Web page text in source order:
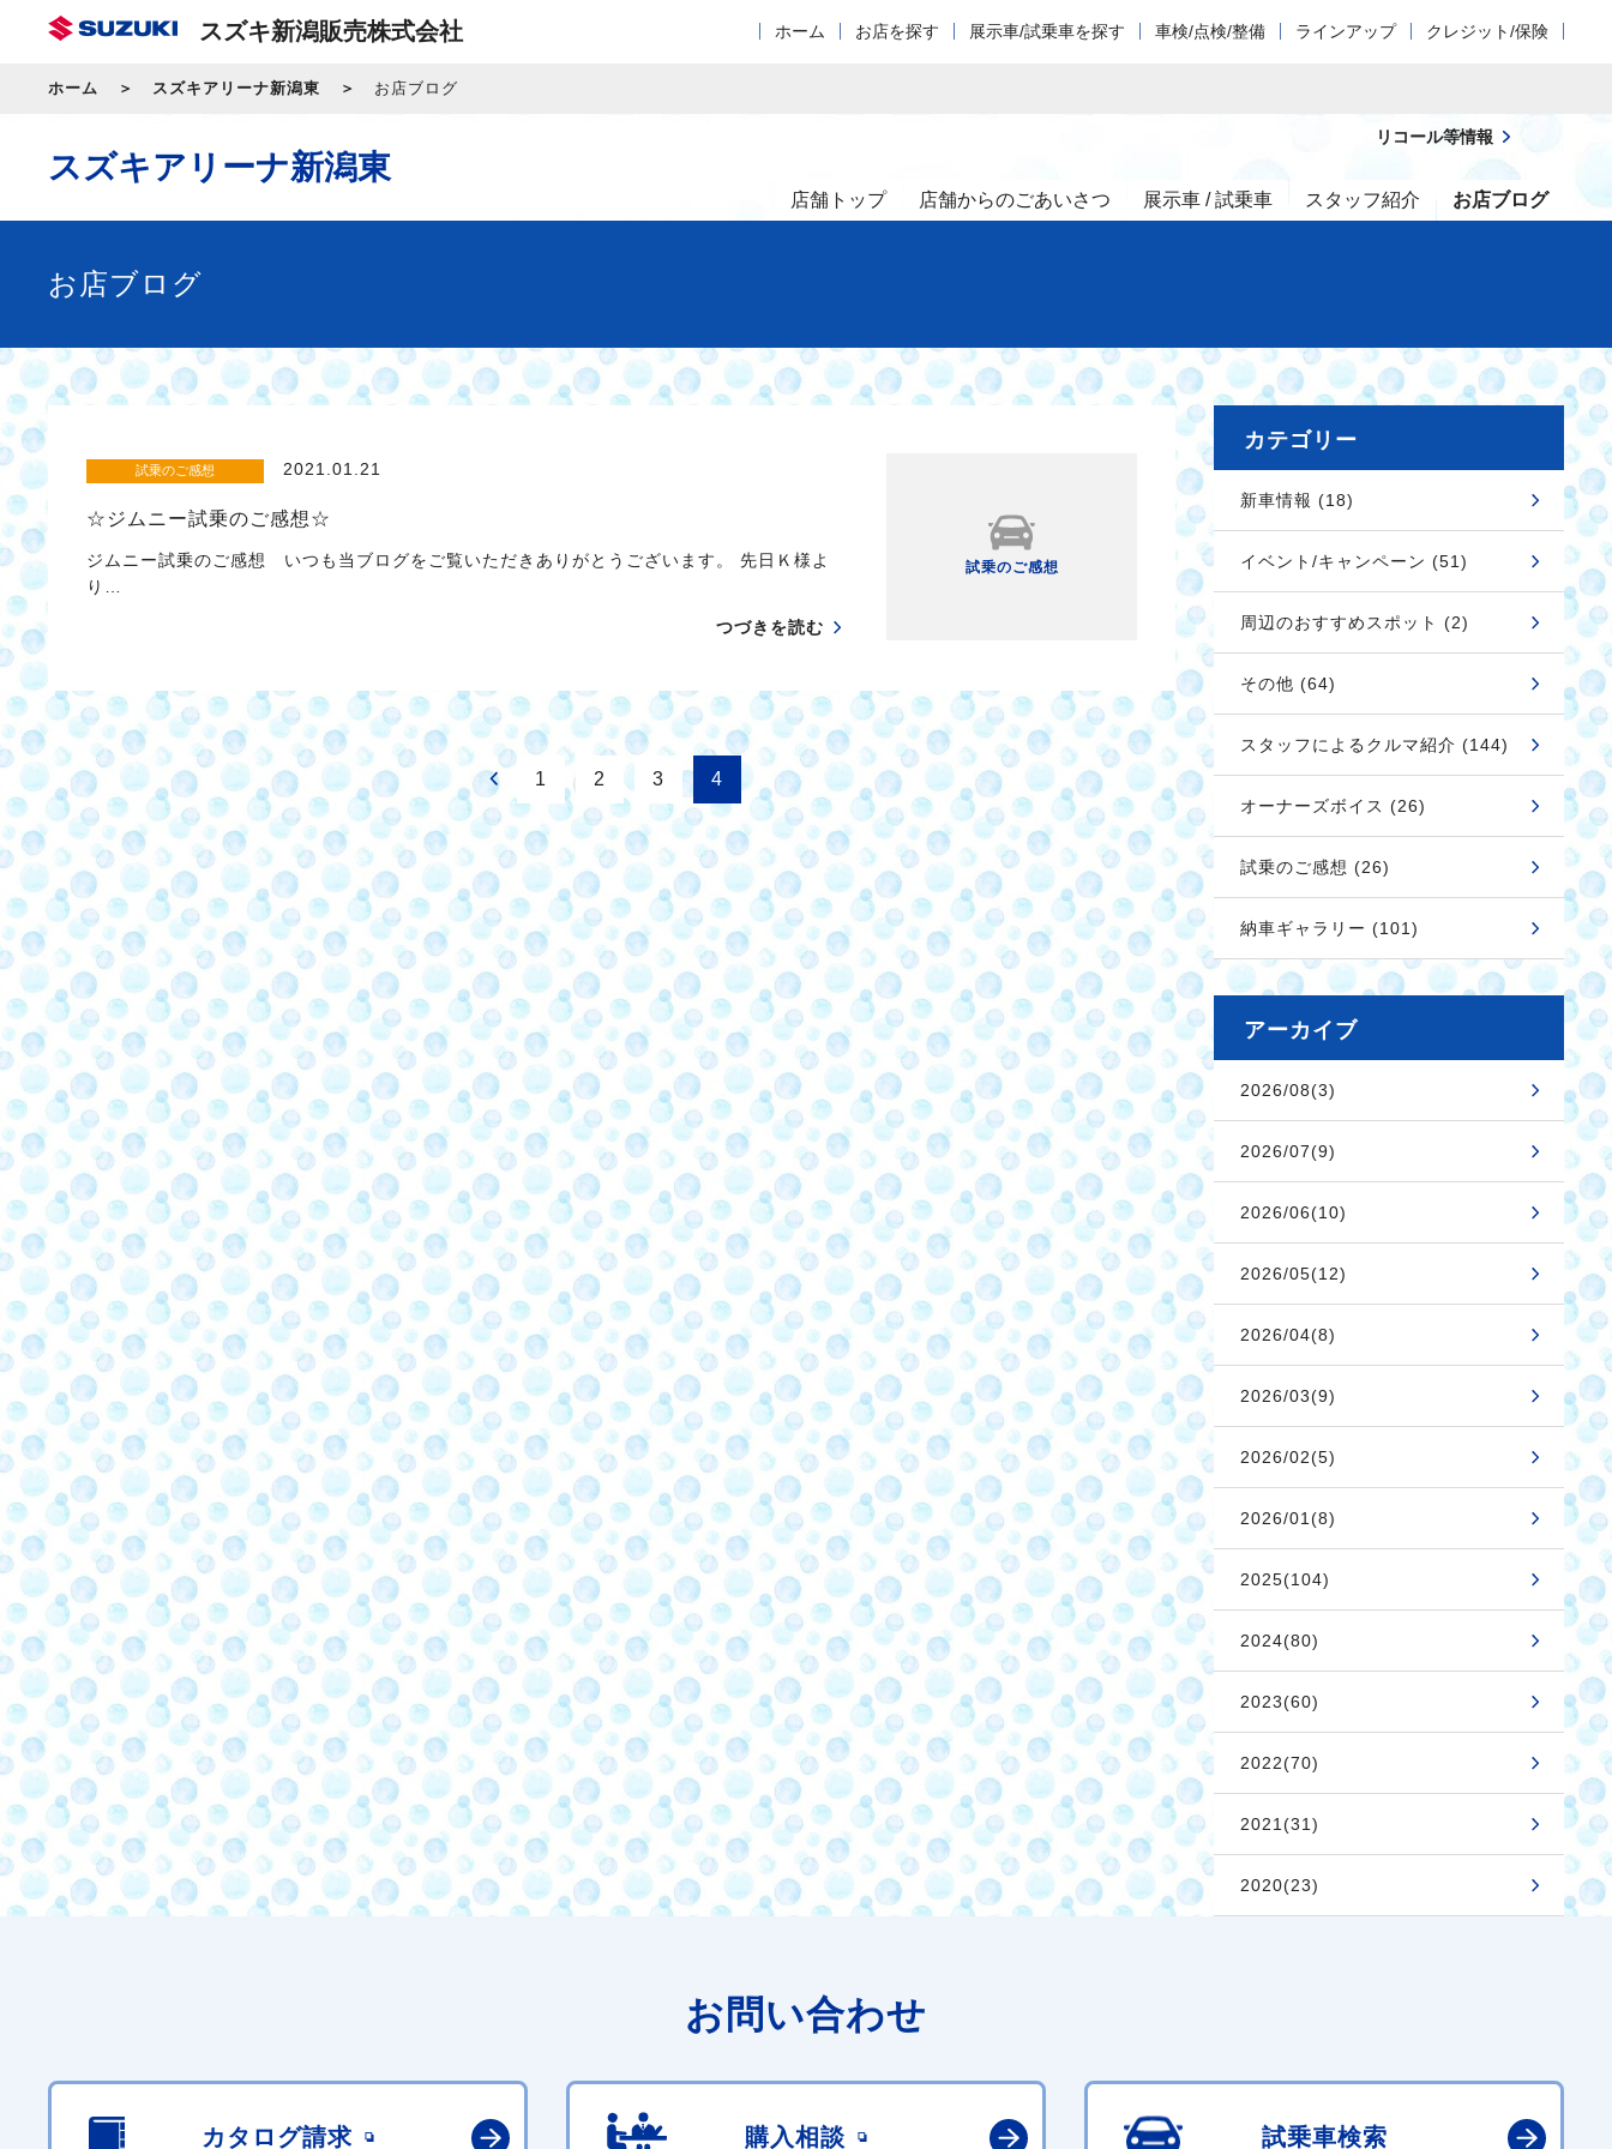
スズキ新潟販売株式会社 ホーム お店を探す 展示車/試乗車を探す 車検/点検/整備 ラインアップ クレジット/保険
ホーム スズキアリーナ新潟東 お店ブログ
スズキアリーナ新潟東
店舗トップ 店舗からのごあいさつ 展示車 / 試乗車 スタッフ紹介 お店ブログ
リコール等情報
お店ブログ
試乗のご感想 2021.01.21
☆ジムニー試乗のご感想☆
ジムニー試乗のご感想 いつも当ブログをご覧いただきありがとうございます。 先日Ｋ様よ
り…
つづきを読む
試乗のご感想
1 2 3 4
カテゴリー
新車情報 (18)
イベント/キャンペーン (51)
周辺のおすすめスポット (2)
その他 (64)
スタッフによるクルマ紹介 (144)
オーナーズボイス (26)
試乗のご感想 (26)
納車ギャラリー (101)
アーカイブ
2026/08(3)
2026/07(9)
2026/06(10)
2026/05(12)
2026/04(8)
2026/03(9)
2026/02(5)
2026/01(8)
2025(104)
2024(80)
2023(60)
2022(70)
2021(31)
2020(23)
お問い合わせ
カタログ請求 購入相談 試乗車検索